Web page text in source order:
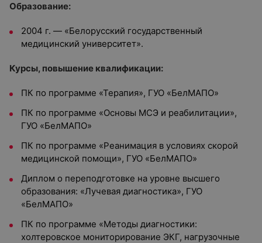
Образование:
2004 г. — «Белорусский государственный
медицинский университет».
Курсы, повышение квалификации:
ПК по программе «Терапия», ГУО «БелМАПО»
ПК по программе «Основы МСЭ и реабилитации»,
ГУО «БелМАПО»
ПК по программе «Реанимация в условиях скорой
медицинской помощи», ГУО «БелМАПО»
Диплом о переподготовке на уровне высшего
образования: «Лучевая диагностика», ГУО
«БелМАПО»
ПК по программе «Методы диагностики:
холтеровское мониторирование ЭКГ, нагрузочные